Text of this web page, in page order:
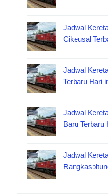
Jadwal
Cikeusal
Jadwal
Terbaru Hari
Jadwal
Baru Terbaru
Jadwal